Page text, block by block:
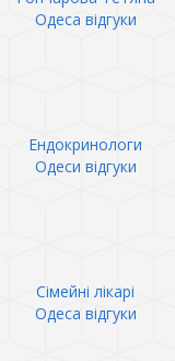
Одеса відгуки
Ендокринологи
Одеси відгуки
Сімейні лікарі
Одеса відгуки